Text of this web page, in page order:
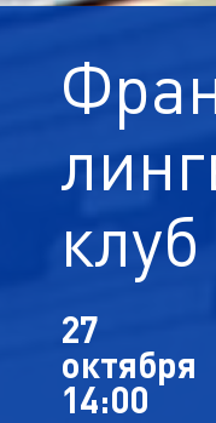
27
октября
14:00